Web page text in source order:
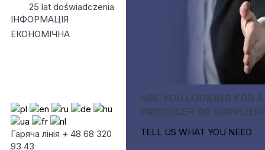
25 lat doświadczenia
ІНФОРМАЦІЯ
ЕКОНОМІЧНА
Гаряча лінія + 48 68 320
93 43
ARE YOU LOOKING FOR A
PRODUCER OR
TELL US WHAT YOU NEED